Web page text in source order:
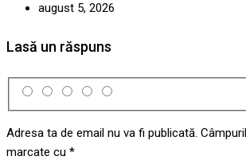
august 5, 2026
Lasă un răspuns
Adresa ta de email nu va fi publicată.
marcate cu *